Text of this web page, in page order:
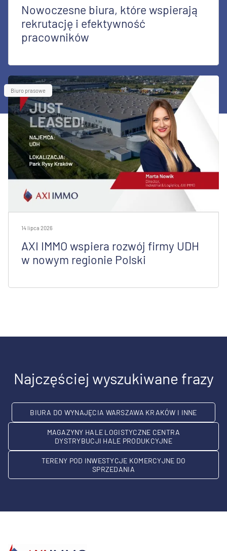
Nowoczesne biura, które wspierają
rekrutację i efektywność
pracowników
Biuro prasowe
14 lipca 2026
AXI IMMO wspiera rozwój firmy UDH
w nowym regionie Polski
Najczęściej wyszukiwane frazy
BIURA DO WYNAJĘCIA WARSZAWA KRAKÓW I INNE
MAGAZYNY HALE LOGISTYCZNE CENTRA
DYSTRYBUCJI HALE PRODUKCYJNE
TERENY POD INWESTYCJE KOMERCYJNE DO
SPRZEDANIA